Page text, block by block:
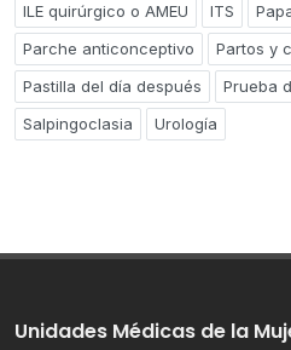
ILE quirúrgico o AMEU
ITS
Parche anticonceptivo
Partos y
Pastilla del día después
Prueba
Salpingoclasia
Urología
Unidades Médicas de la